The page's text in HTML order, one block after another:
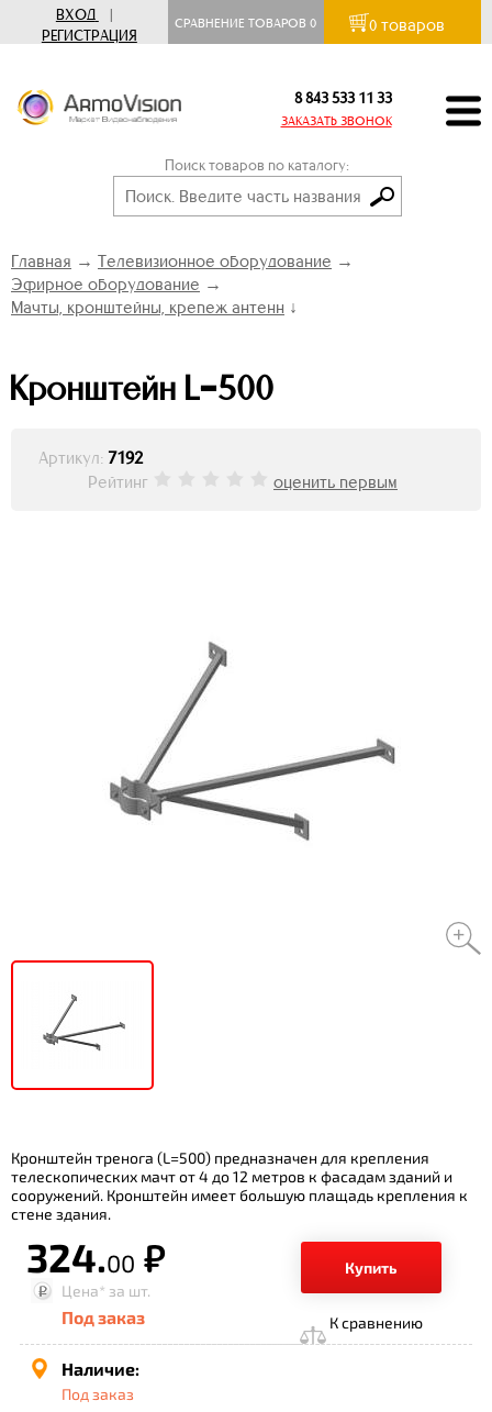
ВХОД
|
РЕГИСТРАЦИЯ
СРАВНЕНИЕ ТОВАРОВ0 0 товаров
8 843 533 11 33
ЗАКАЗАТЬ ЗВОНОК
Поиск товаров по каталогу:
Главная → Телевизионное оборудование →
Эфирное оборудование →
Мачты, кронштейны, крепеж антенн ↓
Кронштейн L=500
Артикул: 7192
Рейтинг
оценить первым
Кронштейн тренога (L=500) предназначен для крепления
телескопических мачт от 4 до 12 метров к фасадам зданий и
сооружений. Кронштейн имеет большую плащадь крепления к
стене здания.
324.00 р.
Купить
Цена* за шт.
Под заказ К сравнению
Наличие:
Под заказ